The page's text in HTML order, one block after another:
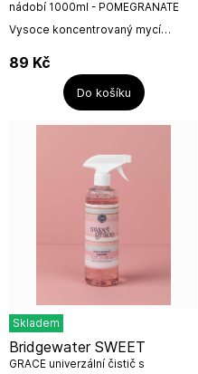
Vysoce koncentrovaný mycí
granátového jablka. Objevte sílu
přírody s mycím prostředkem na
nádobí od firmy...
nádobí 1000ml - POMEGRANATE
89 Kč
Do košíku
Skladem
Bridgewater SWEET
GRACE univerzální čistič s